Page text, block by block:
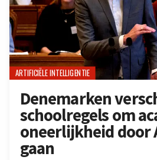
ARTIFICIËLE INTELLIGENTIE
Denemarken
schoolregels om
oneerlijkheid door
gaan